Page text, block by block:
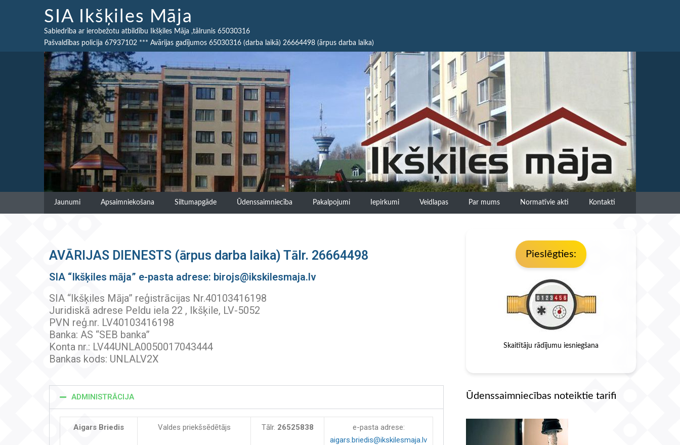
SIA Ikšķiles Māja
Sabiedrība ar ierobežotu atbildību Ikšķiles Māja ,tālrunis 65030316
Pašvaldības policija 67937102 *** Avārijas gadījumos 65030316 (darba laikā) 26664498 (ārpus darba laika)
Jaunumi Apsaimniekošana Siltumapgāde Ūdenssaimniecība Pakalpojumi Iepirkumi Veidlapas Par mums Normatīvie akti Kontakti
AVĀRIJAS DIENESTS (ārpus darba laika) Tālr. 26664498
SIA “Ikšķiles māja” e-pasta adrese: birojs@ikskilesmaja.lv
SIA “Ikšķiles Māja” reģistrācijas Nr.40103416198
Juridiskā adrese Peldu iela 22 , Ikšķile, LV-5052
PVN reģ.nr. LV40103416198
Banka: AS “SEB banka”
Konta nr.: LV44UNLA0050017043444
Bankas kods: UNLALV2X
ADMINISTRĀCIJA
Aigars Briedis Valdes priekšsēdētājs Tālr. 26525838
e-pasta adrese:
aigars.briedis@ikskilesmaja.lv
Pieslēgties:
Skaitītāju rādījumu iesniegšana
Ūdenssaimniecības noteiktie tarifi